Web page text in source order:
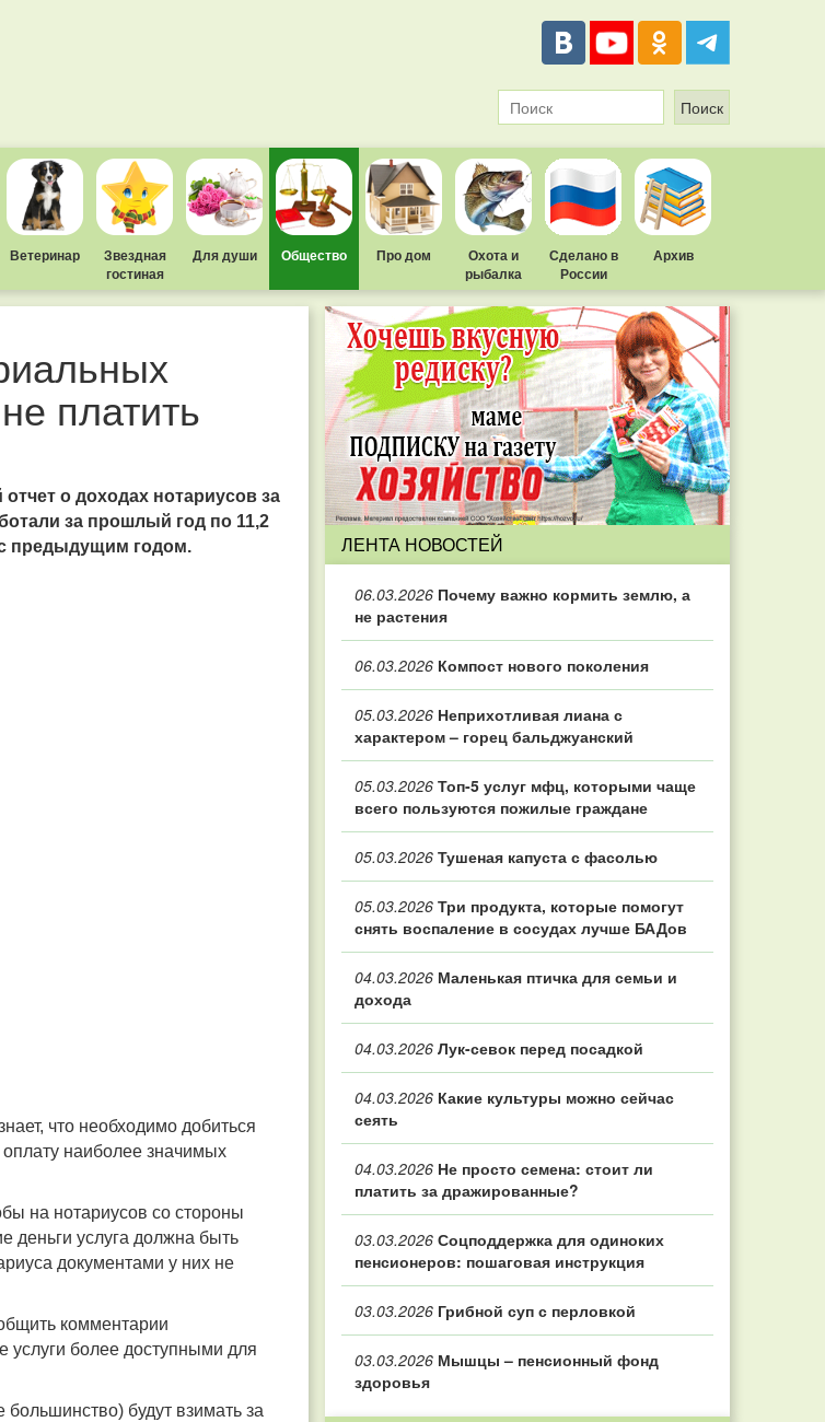
Ветеринар
Звездная
гостиная
Для души Общество Про дом
Охота и
рыбалка
Сделано в
России
Архив
платить
о доходах нотариусов за
за прошлый год по 11,2
предыдущим годом.
что необходимо добиться
наиболее значимых
на нотариусов со стороны
деньги услуга должна быть
документами у них не
комментарии
услуги более доступными для
будут взимать за
ЛЕНТА НОВОСТЕЙ
06.03.2026 Почему важно кормить землю, а
не растения
06.03.2026 Компост нового поколения
05.03.2026 Неприхотливая лиана с
характером – горец бальджуанский
05.03.2026 Топ‑5 услуг мфц, которыми чаще
всего пользуются пожилые граждане
05.03.2026 Тушеная капуста с фасолью
05.03.2026 Три продукта, которые помогут
снять воспаление в сосудах лучше БАДов
04.03.2026 Маленькая птичка для семьи и
дохода
04.03.2026 Лук-севок перед посадкой
04.03.2026 Какие культуры можно сейчас
сеять
04.03.2026 Не просто семена: стоит ли
платить за дражированные?
03.03.2026 Соцподдержка для одиноких
пенсионеров: пошаговая инструкция
03.03.2026 Грибной суп с перловкой
03.03.2026 Мышцы – пенсионный фонд
здоровья